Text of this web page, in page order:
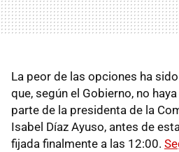
La peor de las opciones ha
que, según el Gobierno, no
parte de la presidenta de la
Isabel Díaz Ayuso, antes de
fijada finalmente a las 12:00.